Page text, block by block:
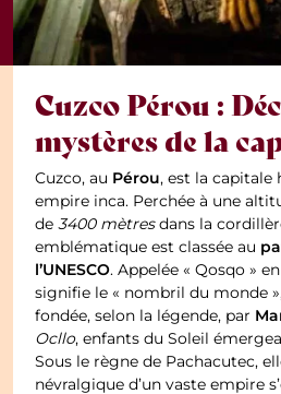
Cuzco Pérou :
mystères de la
Cuzco, au Pérou, est la capitale
empire inca. Perchée à une
de3400 mètresdans la
emblématique est classée au
l’UNESCO. Appelée « Qosqo »
signifie le « nombril du monde
fondée, selon la légende, par
Ocllo, enfants du Soleil
Sous le règne de Pachacutec,
névralgique d’un vaste empire